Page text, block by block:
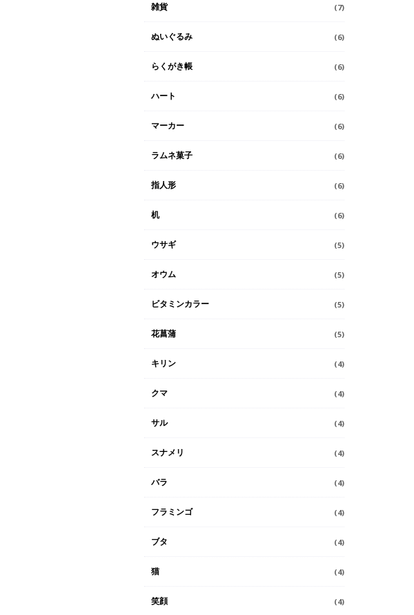
雑貨 (7)
ぬいぐるみ (6)
らくがき帳 (6)
ハート (6)
マーカー (6)
ラムネ菓子 (6)
指人形 (6)
机 (6)
ウサギ (5)
オウム (5)
ビタミンカラー (5)
花菖蒲 (5)
キリン (4)
クマ (4)
サル (4)
スナメリ (4)
バラ (4)
フラミンゴ (4)
ブタ (4)
猫 (4)
笑顔 (4)